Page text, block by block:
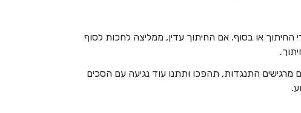
או בסוף. אם החיתוך עדין, ממליצה לחכות לסוף
התנגדות, תהפכו ותתנו עוד נגיעה עם הסכים